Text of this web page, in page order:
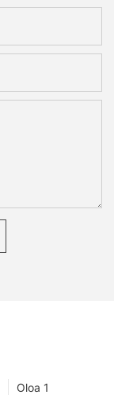
Oloa 1